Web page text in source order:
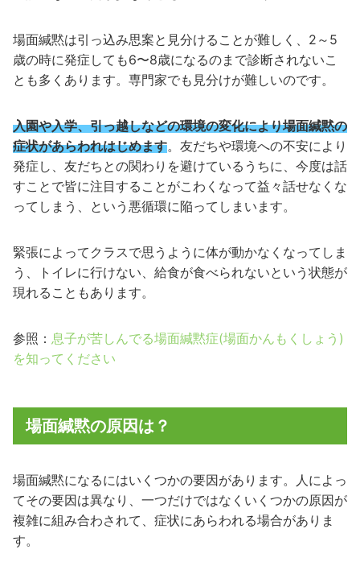
場面緘黙は引っ込み思案と見分けることが難しく、2～5
歳の時に発症しても6〜8歳になるのまで診断されないこ
とも多くあります。専門家でも見分けが難しいのです。
入園や入学、引っ越しなどの環境の変化により場面緘黙の
症状があらわれはじめます。 友だちや環境への不安により
発症し、友だちとの関わりを避けているうちに、今度は話
すことで皆に注目することがこわくなって益々話せなくな
ってしまう、という悪循環に陥ってしまいます。
緊張によってクラスで思うように体が動かなくなってしま
う、トイレに行けない、給食が食べられないという状態が
現れることもあります。
参照： 息子が苦しんでる場面緘黙症(場面かんもくしょう)
を知ってください
場面緘黙の原因は？
場面緘黙になるにはいくつかの要因があります。人によっ
てその要因は異なり、一つだけではなくいくつかの原因が
複雑に組み合わされて、症状にあらわれる場合がありま
す。